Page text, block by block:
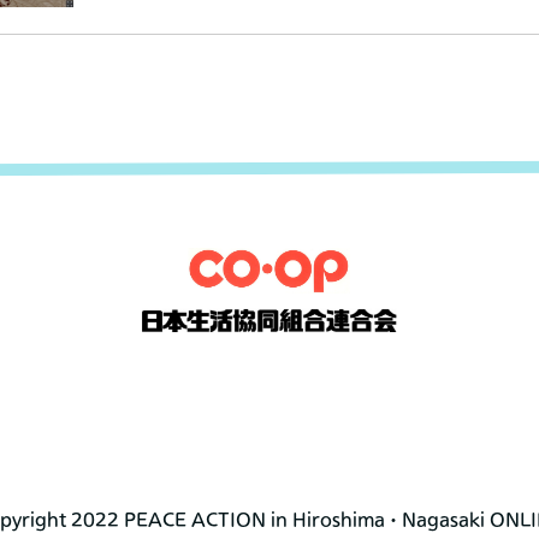
2022 PEACE ACTION in Hiroshima・Nagasaki